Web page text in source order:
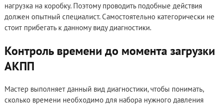
нагрузка на коробку. Поэтому проводить подобные действия
должен опытный специалист. Самостоятельно категорически не
стоит прибегать к данному виду диагностики.
Контроль времени до момента загрузки
АКПП
Мастер выполняет данный вид диагностики, чтобы понимать,
сколько времени необходимо для набора нужного давления